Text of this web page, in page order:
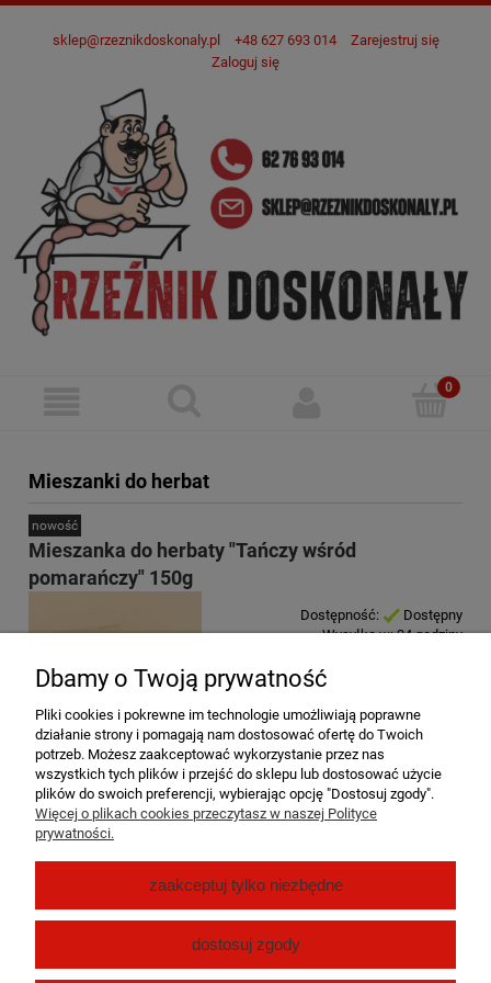
sklep@rzeznikdoskonaly.pl +48 627 693 014
Zarejestruj się
Zaloguj się
Mieszanki do herbat
Mieszanka do herbaty "Tańczy wśród
pomarańczy" 150g
Dostępność:
Dostępny
Wysyłka w: 24 godziny
Cena netto:17,13 zł
do koszyka
nowość
Pomoc
Moje konto
Płatności i dostawa
Dbamy o Twoją prywatność
Pliki cookies i pokrewne im technologie umożliwiają poprawne
działanie strony i pomagają nam dostosować ofertę do Twoich
potrzeb. Możesz zaakceptować wykorzystanie przez nas
wszystkich tych plików i przejść do sklepu lub dostosować użycie
plików do swoich preferencji, wybierając opcję "Dostosuj zgody".
Więcej o plikach cookies przeczytasz w naszej Polityce
prywatności.
zaakceptuj tylko niezbędne
dostosuj zgody